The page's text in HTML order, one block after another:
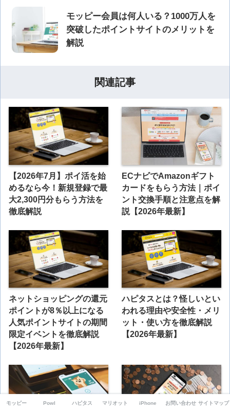
モッピー会員は何人いる？1000万人を
突破したポイントサイトのメリットを
解説
関連記事
【2026年7月】ポイ活を始
めるなら今！新規登録で最
大2,300円分もらう方法を
徹底解説
ECナビでAmazonギフト
カードをもらう方法｜ポイ
ント交換手順と注意点を解
説【2026年最新】
ネットショッピングの還元
ポイントが8％以上になる
人気ポイントサイトの期間
限定イベントを徹底解説
【2026年最新】
ハピタスとは？怪しいとい
われる理由や安全性・メリ
ット・使い方を徹底解説
【2026年最新】
モッピー Powl ハピタス マリオット iPhone お問い合わせ サイトマップ